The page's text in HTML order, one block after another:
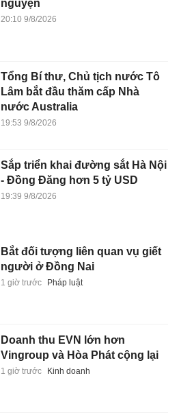
nguyện
20:10 9/8/2026
Tổng Bí thư, Chủ tịch nước Tô
Lâm bắt đầu thăm cấp Nhà
nước Australia
19:53 9/8/2026
Sắp triển khai đường sắt Hà Nội
- Đồng Đăng hơn 5 tỷ USD
19:39 9/8/2026
Bắt đối tượng liên quan vụ giết
người ở Đồng Nai
1 giờ trước Pháp luật
Doanh thu EVN lớn hơn
Vingroup và Hòa Phát cộng lại
1 giờ trước Kinh doanh